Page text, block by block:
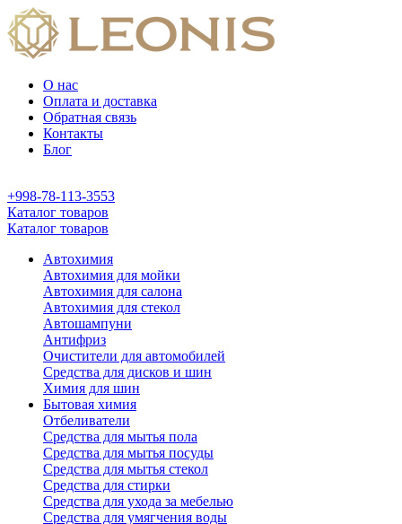
О нас
Оплата и доставка
Обратная связь
Контакты
Блог
+998-78-113-3553
Каталог товаров
Каталог товаров
Автохимия
Автохимия для мойки
Автохимия для салона
Автохимия для стекол
Автошампуни
Антифриз
Очистители для автомобилей
Средства для дисков и шин
Химия для шин
Бытовая химия
Отбеливатели
Средства для мытья пола
Средства для мытья посуды
Средства для мытья стекол
Средства для стирки
Средства для ухода за мебелью
Средства для умягчения воды